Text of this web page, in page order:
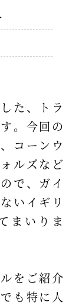
た、トラ
。今回の
コーンウ
ルズなど
で、ガイ
いイギリ
まいりま
をご紹介
も特に人